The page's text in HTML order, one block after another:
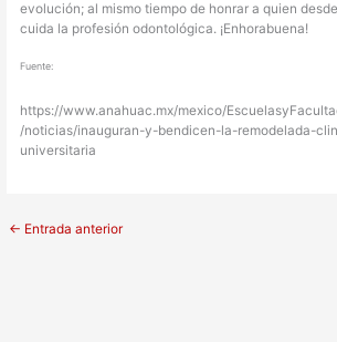
evolución; al mismo tiempo de honrar a quien
cuida la profesión odontológica. ¡Enhorabuena!
Fuente:
https://www.anahuac.mx/mexico/
/noticias/inauguran-y-bendicen-la-remodelada-
universitaria
← Entrada anterior